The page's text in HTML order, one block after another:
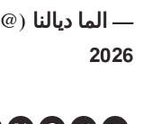
— الما ديالنا (@maadialna)
2026